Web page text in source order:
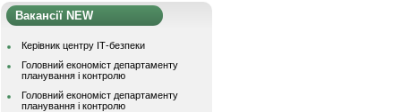
Вакансії NEW
Керівник центру ІТ-безпеки
Головний економіст департаменту
планування і контролю
Головний економіст департаменту
планування і контролю